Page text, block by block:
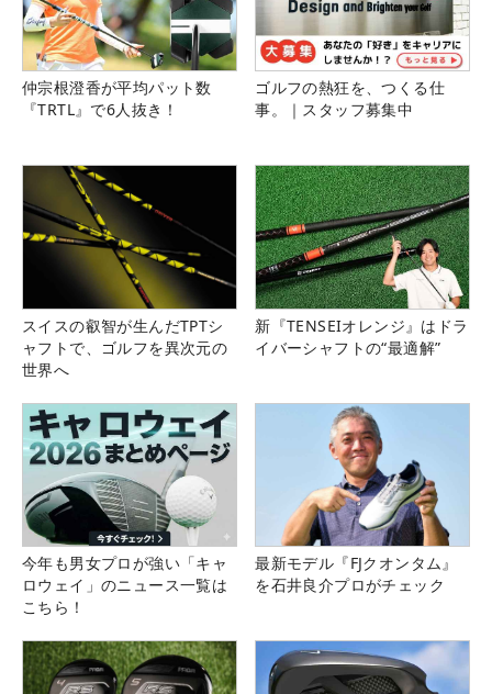
仲宗根澄香が平均パット数
『TRTL』で6人抜き！
ゴルフの熱狂を、つくる仕
事。｜スタッフ募集中
スイスの叡智が生んだTPTシ
ャフトで、ゴルフを異次元の
世界へ
新『TENSEIオレンジ』はドラ
イバーシャフトの“最適解”
今年も男女プロが強い「キャ
ロウェイ」のニュース一覧は
こちら！
最新モデル『FJクオンタム』
を石井良介プロがチェック